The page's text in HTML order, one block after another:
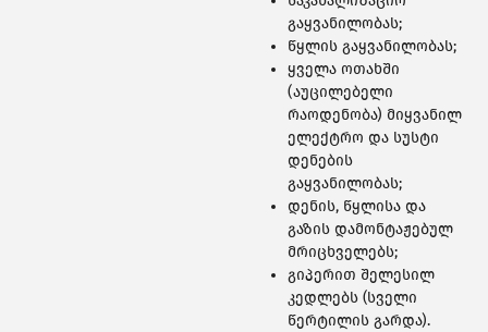
გაყვანილობას;
წყლის გაყვანილობას;
ყველა ოთახში
(აუცილებელი
რაოდენობა) მიყვანილ
ელექტრო და სუსტი
დენების
გაყვანილობას;
დენის, წყლისა და
გაზის დამონტაჟებულ
მრიცხველებს;
გიპერით შელესილ
კედლებს (სველი
წერტილის გარდა).